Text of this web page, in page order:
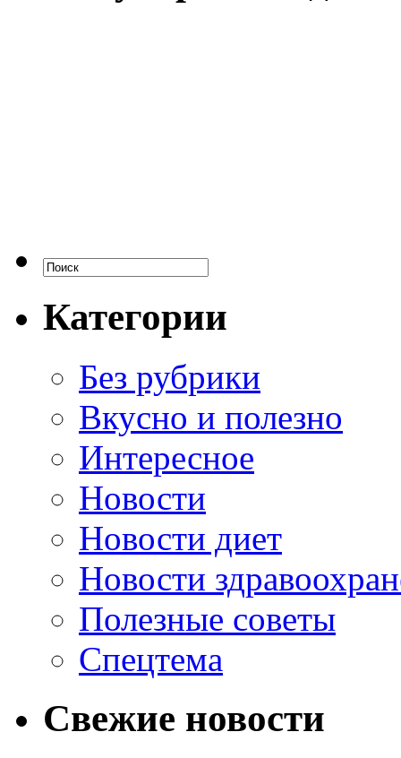
Категории
Без рубрики
Вкусно и полезно
Интересное
Новости
Новости диет
Новости
Полезные советы
Спецтема
Свежие новости